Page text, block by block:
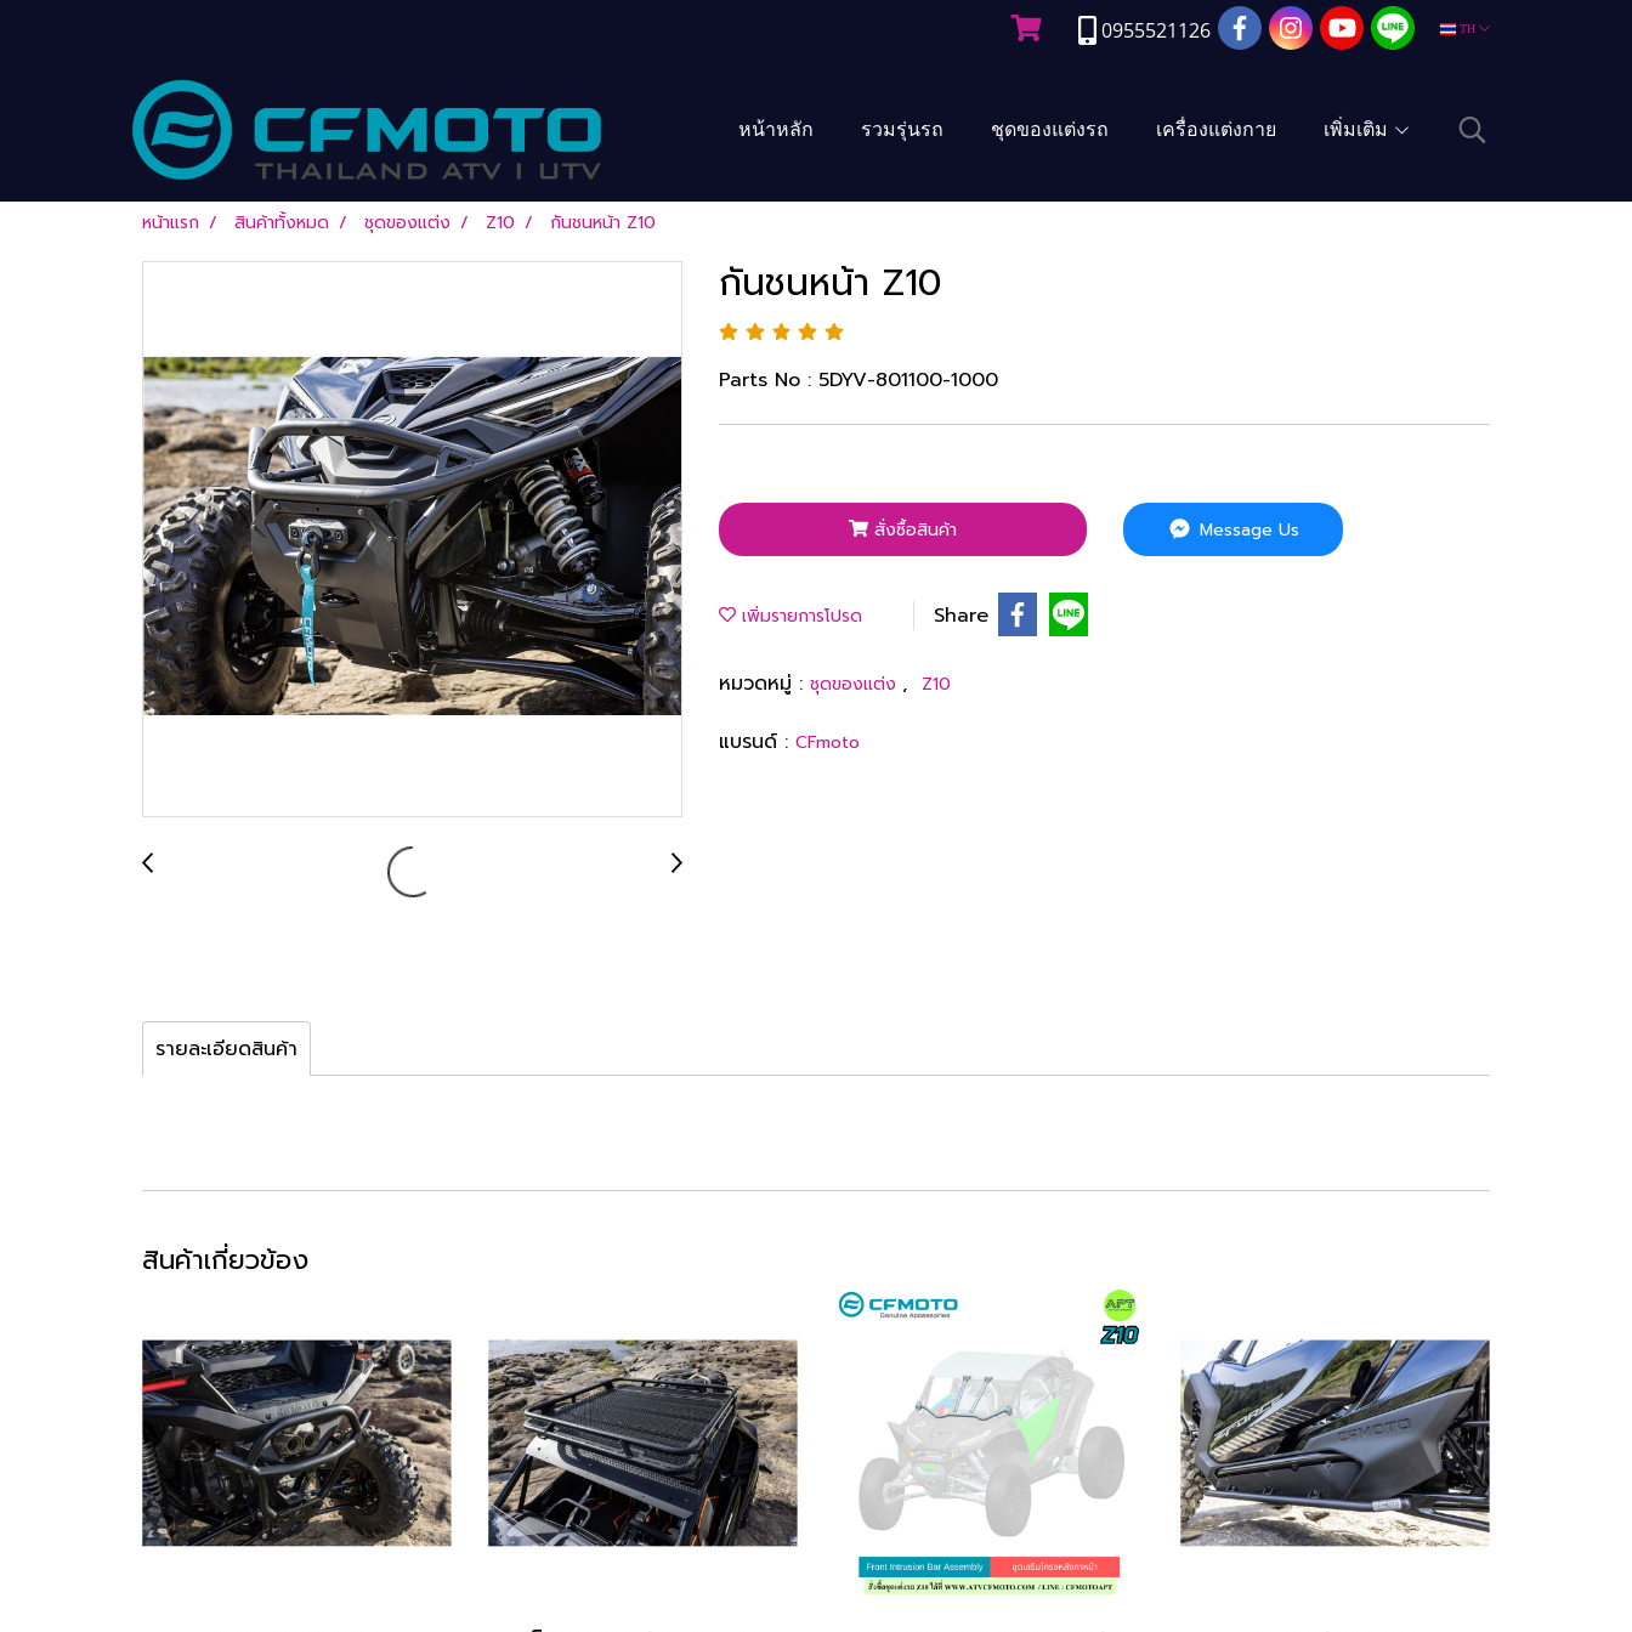
0955521126 TH
หน้าหลัก รวมรุ่นรถ ชุดของแต่งรถ เครื่องแต่งกาย เพิ่มเติม
หน้าแรก สินค้าทั้งหมด ชุดของแต่ง Z10 กันชนหน้า Z10
กันชนหน้า Z10
Parts No : 5DYV-801100-1000
สั่งซื้อสินค้า Message Us
เพิ่มรายการโปรด Share
หมวดหมู่ : ชุดของแต่ง , Z10
แบรนด์ : CFmoto
รายละเอียดสินค้า
สินค้าเกี่ยวข้อง